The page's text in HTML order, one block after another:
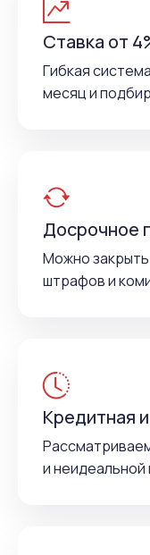
Ставка от
Гибкая
месяц и
Досрочное
Можно
штрафов и
Кредитная
и неидеальной